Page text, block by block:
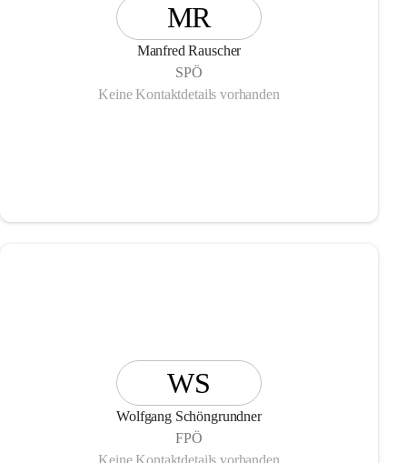
MR
Manfred Rauscher
SPÖ
Keine Kontaktdetails vorhanden
WS
Wolfgang Schöngrundner
FPÖ
Keine Kontaktdetails vorhanden